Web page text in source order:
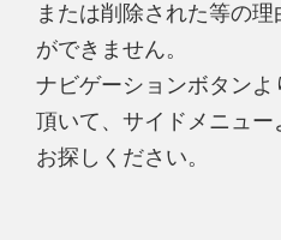
または削除された等の
ができません。
ナビゲーションボタン
頂いて、サイドメニュ
お探しください。